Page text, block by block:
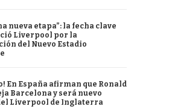
nueva etapa”: la fecha clave
Liverpool por la
del Nuevo Estadio
En España afirman que Ronald
Barcelona y será nuevo
Liverpool de Inglaterra